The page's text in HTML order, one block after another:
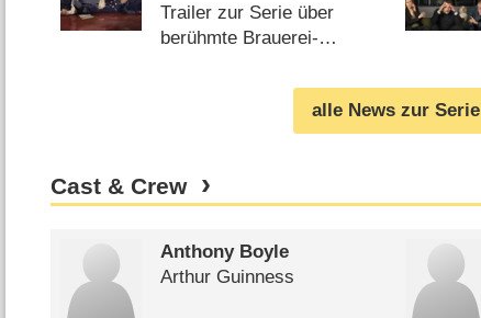
nimmt sich in
Thrillerdrama „House of
Trailer zur Serie über
berühmte Brauerei-
alle News zur Serie
Cast & Crew
Anthony Boyle
Arthur Guinness